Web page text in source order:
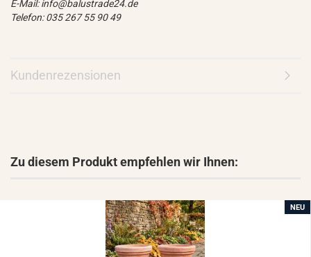
E-Mail: info@balustrade24.de
Telefon: 035 267 55 90 49
Kundenrezensionen
Zu diesem Produkt empfehlen wir Ihnen:
NEU